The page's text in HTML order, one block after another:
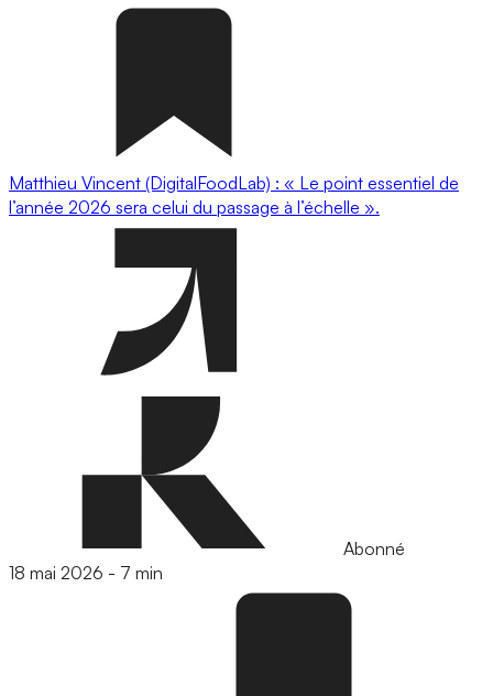
Matthieu Vincent (DigitalFoodLab) : « Le point essentiel de
l’année 2026 sera celui du passage à l’échelle ».
Abonné
18 mai 2026 - 7 min